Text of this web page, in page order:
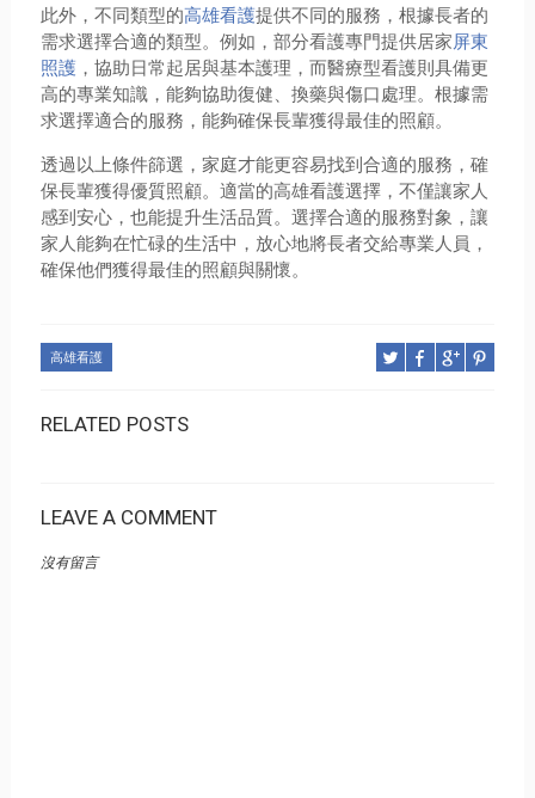
此外，不同類型的高雄看護提供不同的服務，根據長者的
需求選擇合適的類型。例如，部分看護專門提供居家屏東
照護，協助日常起居與基本護理，而醫療型看護則具備更
高的專業知識，能夠協助復健、換藥與傷口處理。根據需
求選擇適合的服務，能夠確保長輩獲得最佳的照顧。
透過以上條件篩選，家庭才能更容易找到合適的服務，確
保長輩獲得優質照顧。適當的高雄看護選擇，不僅讓家人
感到安心，也能提升生活品質。選擇合適的服務對象，讓
家人能夠在忙碌的生活中，放心地將長者交給專業人員，
確保他們獲得最佳的照顧與關懷。
高雄看護
RELATED POSTS
LEAVE A COMMENT
沒有留言